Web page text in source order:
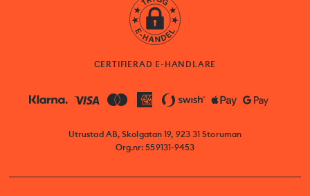
CERTIFIERAD E-HANDLARE
Utrustad AB, Skolgatan 19, 923 31 Storuman
Org.nr: 559131-9453